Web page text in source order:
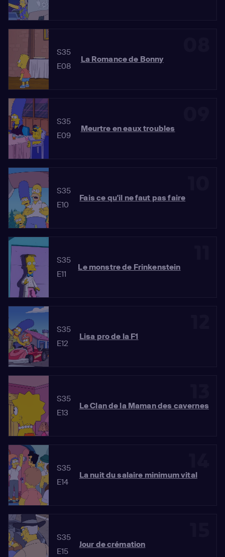
S35
E08
La Romance de Bonny
S35
E09
Meurtre en eaux troubles
S35
E10
Fais ce qu'il ne faut pas faire
S35
E11
Le monstre de Frinkenstein
S35
E12
Lisa pro de la F1
S35
E13
Le Clan de la Maman des cavernes
S35
E14
La nuit du salaire minimum vital
S35
E15
Jour de crémation